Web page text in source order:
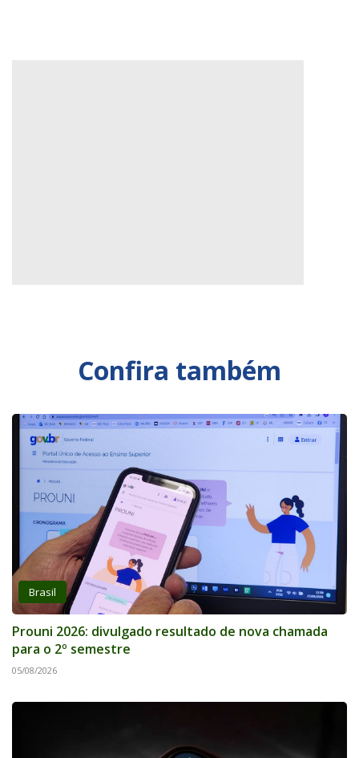
Confira também
Brasil
Prouni 2026: divulgado resultado de nova chamada
para o 2º semestre
05/08/2026